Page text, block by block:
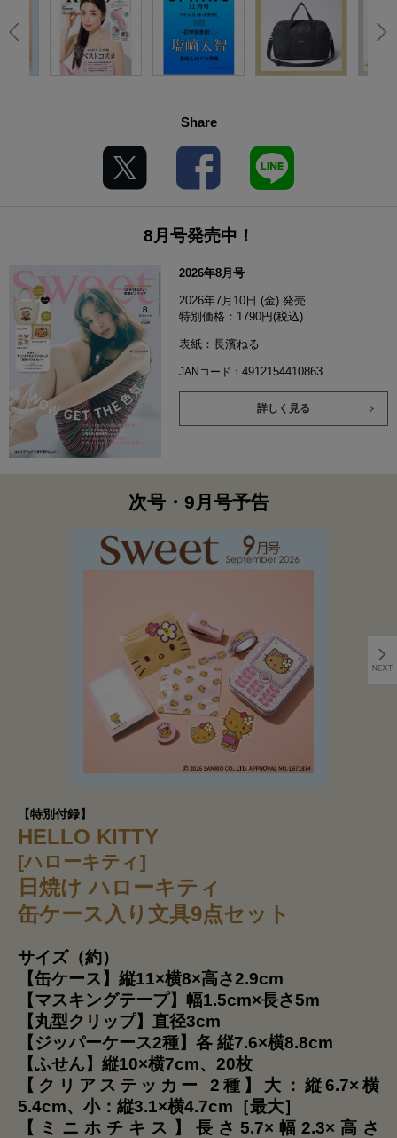
Share
8月号発売中！
2026年8月号
2026年7月10日 (金) 発売
特別価格：1790円(税込)
表紙：長濱ねる
JANコード： 4912154410863
詳しく見る
次号・9月号予告
【特別付録】
HELLO KITTY
[ハローキティ]
日焼け ハローキティ
缶ケース入り文具9点セット
サイズ（約）
【缶ケース】縦11×横8×高さ2.9cm
【マスキングテープ】幅1.5cm×長さ5m
【丸型クリップ】直径3cm
【ジッパーケース2種】各 縦7.6×横8.8cm
【ふせん】縦10×横7cm、20枚
【クリアステッカー 2種】大：縦6.7×横
5.4cm、小：縦3.1×横4.7cm［最大］
【ミニホチキス】長さ5.7×幅2.3×高さ